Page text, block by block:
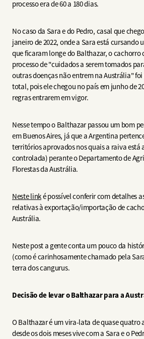
processo era de 60 a 180 dias.
No caso da Sara e do Pedro, casal que
janeiro de 2022, onde a Sara está cursando
que ficaram longe do Balthazar, o cachorro
processo de "cuidados a serem tomados
outras doenças não entrem na Austrália" foi
total, pois ele chegou no país em junho de
regras entrarem em vigor.
Nesse tempo o Balthazar passou um bom
em Buenos Aires, já que a Argentina
territórios aprovados nos quais a raiva está
controlada) perante o Departamento de
Florestas da Austrália.
Neste linké possível conferir com detalhes
relativas à exportação/importação de
Austrália.
Neste post a gente conta um pouco da
(como é carinhosamente chamado pela
terra dos cangurus.
Decisão de levar o Balthazar para a
O Balthazar é um vira-lata de quase quatro
desde os dois meses vive com a Sara e o